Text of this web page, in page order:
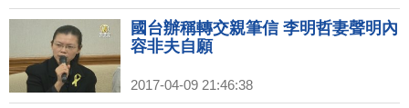
國台辦稱轉交親筆信 李明哲妻聲明內
容非夫自願
2017-04-09 21:46:38